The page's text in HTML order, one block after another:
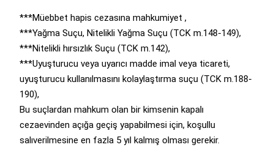
***Müebbet hapis cezasına mahkumiyet ,
***Yağma Suçu, Nitelikli Yağma Suçu (TCK m.148-149),
***Nitelikli hırsızlık Suçu (TCK m.142),
***Uyuşturucu veya uyarıcı madde imal veya ticareti,
uyuşturucu kullanılmasını kolaylaştırma suçu (TCK m.188-
190),
Bu suçlardan mahkum olan bir kimsenin kapalı
cezaevinden açığa geçiş yapabilmesi için, koşullu
salıverilmesine en fazla 5 yıl kalmış olması gerekir.